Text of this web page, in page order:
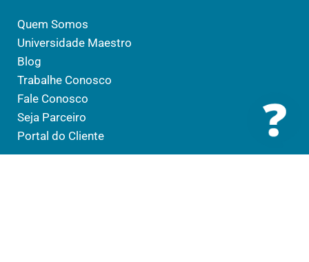
Quem Somos
Universidade Maestro
Blog
Trabalhe Conosco
Fale Conosco
Seja Parceiro
Portal do Cliente